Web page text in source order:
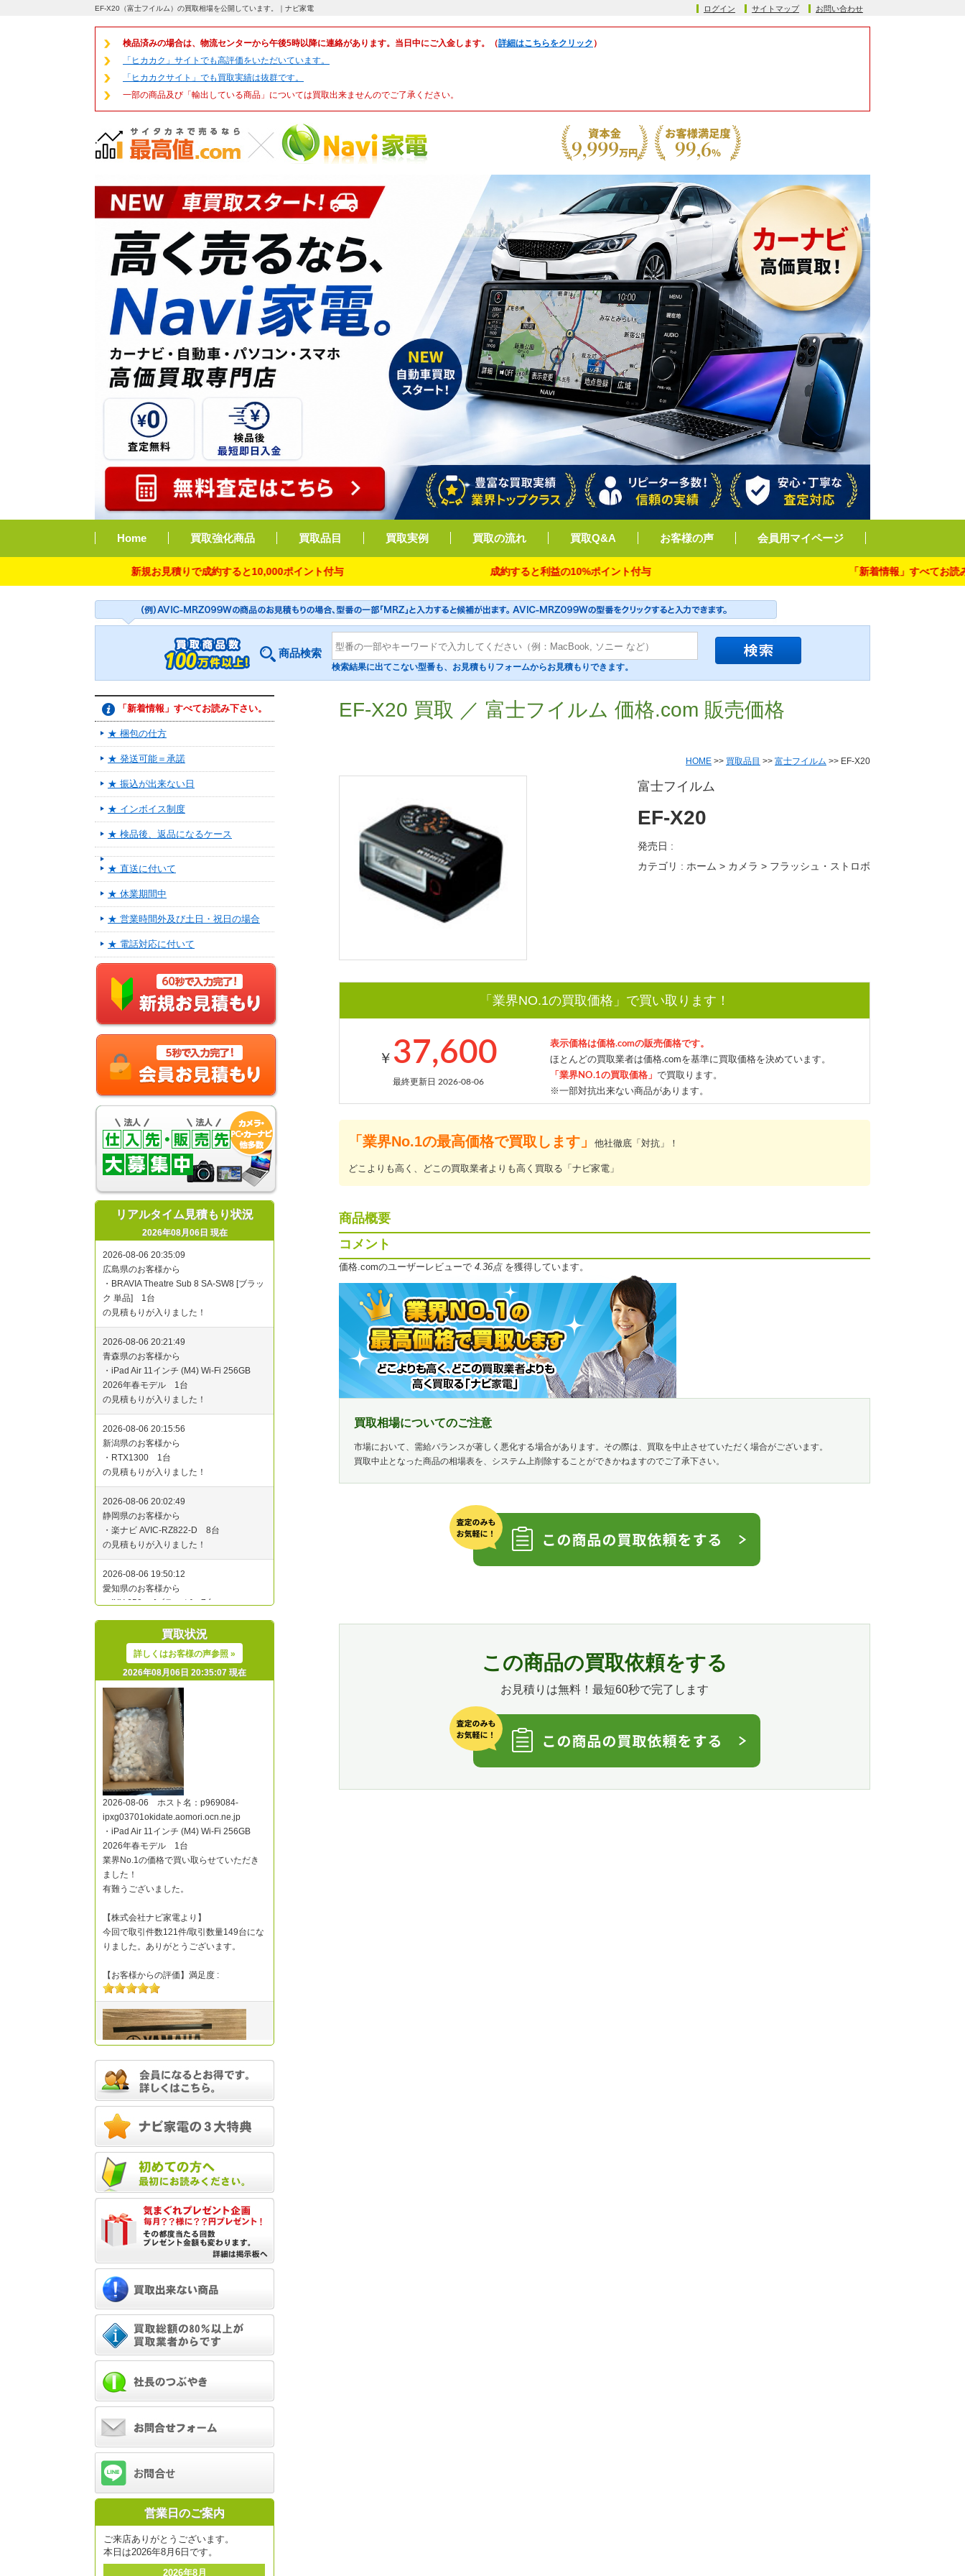
EF-X20（富士フイルム）の買取相場を公開しています。｜ナビ家電 ログイン サイトマップ お問い合わせ
検品済みの場合は、物流センターから午後5時以降に連絡があります。当日中にご入金します。（詳細はこちらをクリック ）
「ヒカカク」サイトでも高評価をいただいています。
「ヒカカクサイト」でも買取実績は抜群です。
一部の商品及び「輸出している商品」については買取出来ませんのでご了承ください。
Home 買取強化商品 買取品目 買取実例 買取の流れ 買取Q&A お客様の声 会員用マイページ
新規お見積りで成約すると10,000ポイント付与 成約すると利益の10%ポイント付与 「新着情報」すべてお読み下さい
商品検索
検索結果に出てこない型番も、お見積もりフォームからお見積もりできます。
EF-X20 買取 ／ 富士フイルム 価格.com 販売価格
HOME >> 買取品目 >> 富士フイルム >> EF-X20
富士フイルム
EF-X20
発売日 :
カテゴリ : ホーム > カメラ > フラッシュ・ストロボ
「業界NO.1の買取価格」で買い取ります！
￥ 37,600
最終更新日 2026-08-06
表示価格は価格.comの販売価格です。
ほとんどの買取業者は価格.comを基準に買取価格を決めています。
「業界NO.1の買取価格」 で買取ります。
※一部対抗出来ない商品があります。
「業界No.1の最高価格で買取します」 他社徹底「対抗」！
どこよりも高く、どこの買取業者よりも高く買取る「ナビ家電」
商品概要
コメント
価格.comのユーザーレビューで 4.36点を獲得しています。
買取相場についてのご注意
市場において、需給バランスが著しく悪化する場合があります。その際は、買取を中止させていただく場合がございます。
買取中止となった商品の相場表を、システム上削除することができかねますのでご了承下さい。
この商品の買取依頼をする
お見積りは無料！最短60秒で完了します
「新着情報」すべてお読み下さい。
★ 梱包の仕方
★ 発送可能＝承諾
★ 振込が出来ない日
★ インボイス制度
★ 検品後、返品になるケース
★ 直送に付いて
★ 休業期間中
★ 営業時間外及び土日・祝日の場合
★ 電話対応に付いて
リアルタイム見積もり状況
2026年08月06日 現在
買取状況
詳しくはお客様の声参照 »
2026年08月06日 20:35:07 現在
営業日のご案内
ご来店ありがとうございます。
本日は2026年8月6日です。
2026年8月